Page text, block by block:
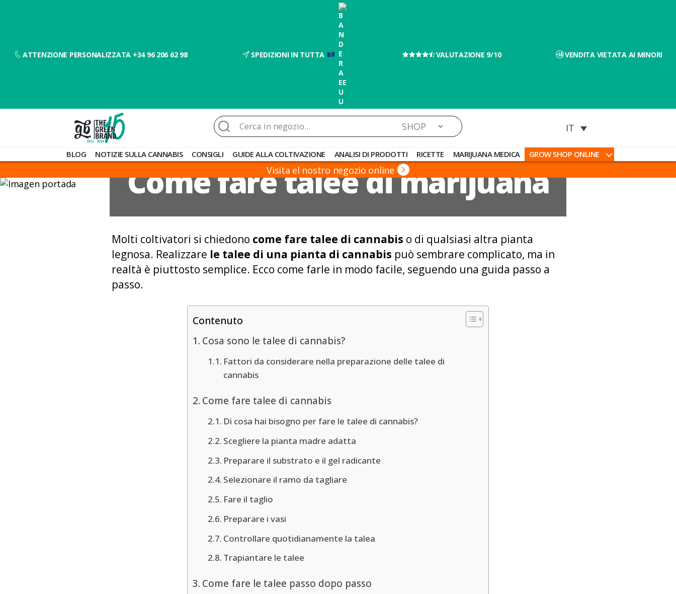
ATTENZIONE PERSONALIZZATA +34 96 206 62 98 SPEDIZIONI IN TUTTA VALUTAZIONE 9/10 VENDITA VIETATA AI MINORI
de
Barato
Cerca:
BLOG NOTIZIE SULLA CANNABIS CONSIGLI GUIDE ALLA COLTIVAZIONE ANALISI DI PRODOTTI RICETTE MARIJUANA MEDICA GROW SHOP ONLINE
Visita el nostro negozio online
Come fare talee di marijuana
Molti coltivatori si chiedono come fare talee di cannabis o di qualsiasi altra pianta
legnosa. Realizzare le talee di una pianta di cannabis può sembrare complicato, ma in
realtà è piuttosto semplice. Ecco come farle in modo facile, seguendo una guida passo a
passo.
Contenuto
Cosa sono le talee di cannabis?
Fattori da considerare nella preparazione delle talee di
cannabis
Come fare talee di cannabis
Di cosa hai bisogno per fare le talee di cannabis?
Scegliere la pianta madre adatta
Preparare il substrato e il gel radicante
Selezionare il ramo da tagliare
Fare il taglio
Preparare i vasi
Controllare quotidianamente la talea
Trapiantare le talee
Come fare le talee passo dopo passo